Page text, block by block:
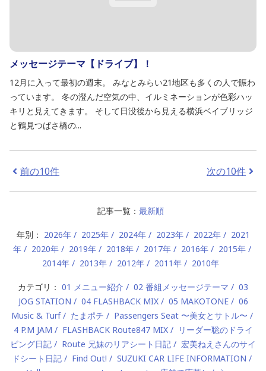
メッセージテーマ【ドライブ】！
12月に入って最初の週末。 みなとみらい21地区も多くの人で賑わ
っています。 冬の澄んだ空気の中、イルミネーションが色彩ハッ
キリと見えてきます。 そして日没後から見える横浜ベイブリッジ
と鶴見つばさ橋の...
前の10件 次の10件
記事一覧： 最新順
年別： 2026年 2025年 2024年 2023年 2022年
2021
年
2020年 2019年 2018年 2017年 2016年
2015年
2014年
2013年 2012年 2011年 2010年
カテゴリ： 01 メニュー紹介 02 番組メッセージテーマ
03
JOG STATION
04 FLASHBACK MIX 05 MAKOTONE
06
Music & Turf
たまポチ
Passengers Seat 〜美女とサトル〜
4 P.M JAM
FLASHBACK Route847 MIX
リーダー聡のドライ
ビング日記
Route 兄妹のリアシート日記
宏美ねえさんのサイ
ドシート日記
Find Out!
SUZUKI CAR LIFE INFORMATION